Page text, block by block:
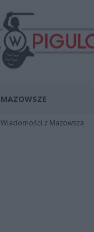
MAZOWSZE
Wiadomości z Mazowsza